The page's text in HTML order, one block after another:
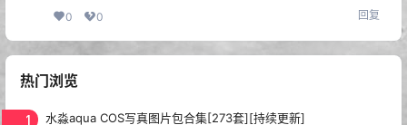
0 0 回复
热门浏览
1 水淼aqua COS写真图片包合集[273套][持续更新]